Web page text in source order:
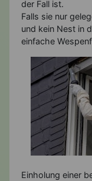
der Fall ist.
Falls sie nur
und kein Nest in
einfache
Einholung einer